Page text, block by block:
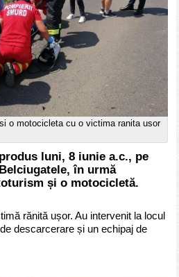
o motocicleta cu o victima ranita usor
luni, 8 iunie a.c., pe
în urmă
și o motocicletă.
rănită ușor. Au intervenit la locul
descarcerare și un echipaj de